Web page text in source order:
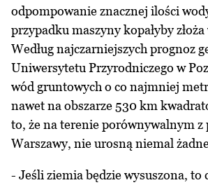
odpompowanie znacznej ilości
przypadku maszyny kopałyby
Według najczarniejszych prognoz
Uniwersytetu Przyrodniczego w
wód gruntowych o co najmniej
nawet na obszarze 530 km
to, że na terenie porównywalnym z
Warszawy, nie urosną niemal
- Jeśli ziemia będzie wysuszona, to